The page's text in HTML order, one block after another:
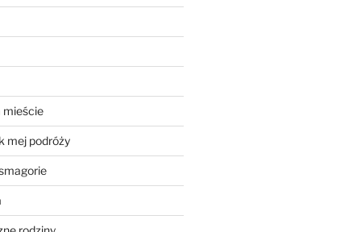
mieście
mej podróży